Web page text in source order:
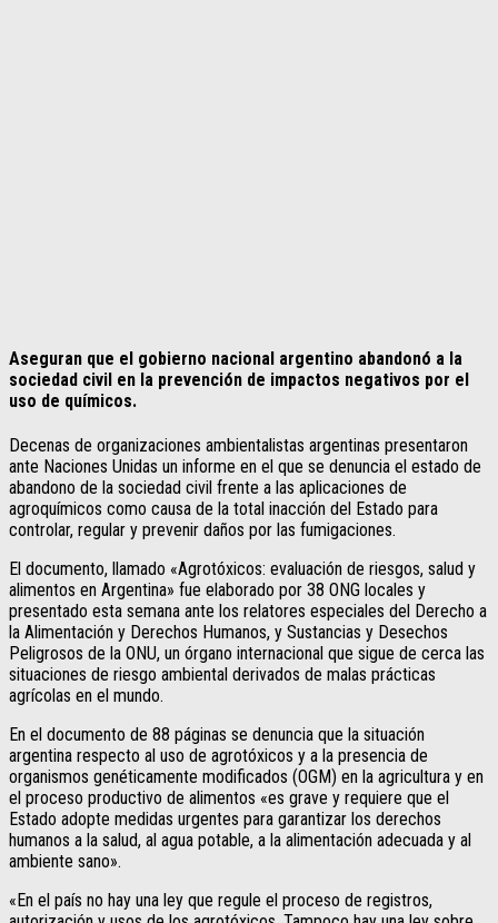
Aseguran que el gobierno nacional argentino abandonó a la
sociedad civil en la prevención de impactos negativos por el
uso de químicos.
Decenas de organizaciones ambientalistas argentinas presentaron
ante Naciones Unidas un informe en el que se denuncia el estado de
abandono de la sociedad civil frente a las aplicaciones de
agroquímicos como causa de la total inacción del Estado para
controlar, regular y prevenir daños por las fumigaciones.
El documento, llamado «Agrotóxicos: evaluación de riesgos, salud y
alimentos en Argentina» fue elaborado por 38 ONG locales y
presentado esta semana ante los relatores especiales del Derecho a
la Alimentación y Derechos Humanos, y Sustancias y Desechos
Peligrosos de la ONU, un órgano internacional que sigue de cerca las
situaciones de riesgo ambiental derivados de malas prácticas
agrícolas en el mundo.
En el documento de 88 páginas se denuncia que la situación
argentina respecto al uso de agrotóxicos y a la presencia de
organismos genéticamente modificados (OGM) en la agricultura y en
el proceso productivo de alimentos «es grave y requiere que el
Estado adopte medidas urgentes para garantizar los derechos
humanos a la salud, al agua potable, a la alimentación adecuada y al
ambiente sano».
«En el país no hay una ley que regule el proceso de registros,